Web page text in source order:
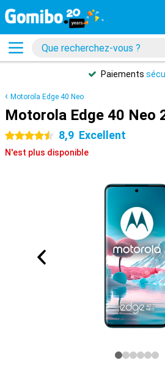
Paiements
Motorola Edge 40 Neo
Motorola Edge 40 Neo
4.5 étoiles 8,9 Excellent
N'est plus disponible